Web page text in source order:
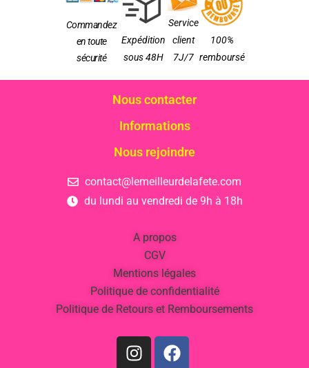
Commandez
en toute
sécurité
Expédition
sous 48H
Service
client
7J/7
100%
remboursé
Nous contacter
Informations
Nous rejoindre
contact@lemeilleurdelafete.com
du lundi au vendredi de 9h à 18h
A propos
CGV
Mentions légales
Politique de confidentialité
Politique de Retours et Remboursements